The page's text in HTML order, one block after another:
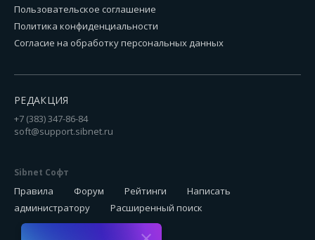
Пользовательское соглашение
Политика конфиденциальности
Согласие на обработку персональных данных
РЕДАКЦИЯ
+7 (383) 347-86-84
soft@support.sibnet.ru
Sibnet Софт
Правила Форум Рейтинги
Написать
администратору
Расширенный поиск